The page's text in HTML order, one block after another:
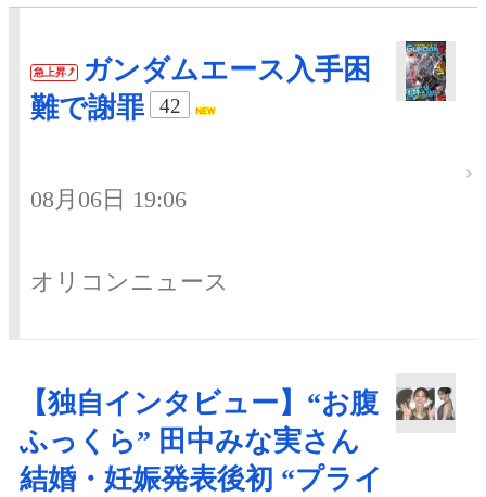
急上昇
ガンダムエース入手困
難で謝罪
42
08月06日 19:06
オリコンニュース
【独自インタビュー】“お腹
ふっくら” 田中みな実さん
結婚・妊娠発表後初 “プライ